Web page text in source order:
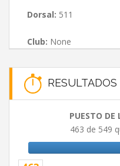
Dorsal: 511
Club: None
PUESTO DE
463 de 549